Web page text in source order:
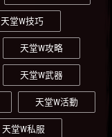
天堂W技巧
天堂W攻略
天堂W武器
天堂W活動
天堂W私服